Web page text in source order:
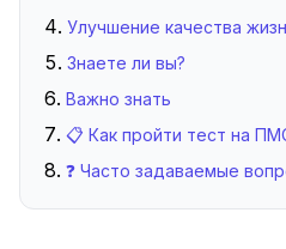
Улучшение качества
Знаете ли вы?
Важно знать
📋 Как пройти тест на
❓ Часто задаваемые